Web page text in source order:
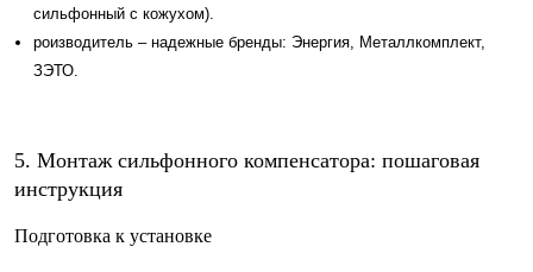
сильфонный с кожухом).
роизводитель – надежные бренды: Энергия, Металлкомплект,
ЗЭТО.
5. Монтаж сильфонного компенсатора: пошаговая
инструкция
Подготовка к установке